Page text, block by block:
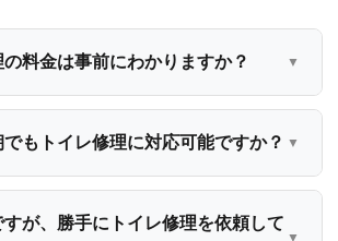
の料金は事前にわかりますか？
もトイレ修理に対応可能ですか？
が、勝手にトイレ修理を依頼して